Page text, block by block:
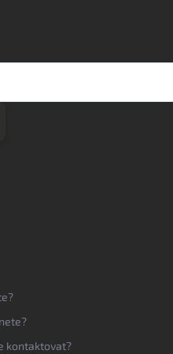
kontaktovat?